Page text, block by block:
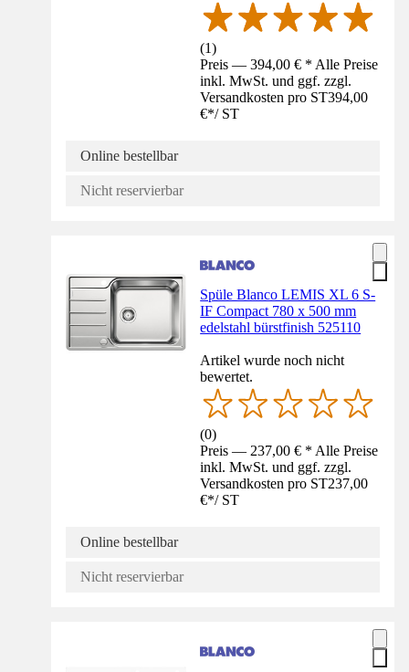
(1)
Preis — 394,00 € * Alle Preise
inkl. MwSt. und ggf. zzgl.
Versandkosten pro ST394,00
€*/ ST
Online bestellbar
Nicht reservierbar
Spüle Blanco LEMIS XL 6 S-
IF Compact 780 x 500 mm
edelstahl bürstfinish 525110
Artikel wurde noch nicht
bewertet.
(0)
Preis — 237,00 € * Alle Preise
inkl. MwSt. und ggf. zzgl.
Versandkosten pro ST237,00
€*/ ST
Online bestellbar
Nicht reservierbar